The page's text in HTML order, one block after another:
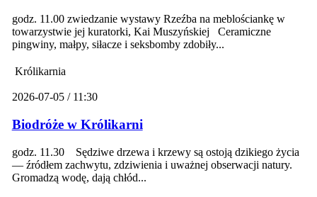
godz. 11.00 zwiedzanie wystawy Rzeźba na meblościankę w
towarzystwie jej kuratorki, Kai Muszyńskiej Ceramiczne
pingwiny, małpy, siłacze i seksbomby zdobiły...
Królikarnia
2026-07-05 / 11:30
Biodróże w Królikarni
godz. 11.30 Sędziwe drzewa i krzewy są ostoją dzikiego życia
— źródłem zachwytu, zdziwienia i uważnej obserwacji natury.
Gromadzą wodę, dają chłód...